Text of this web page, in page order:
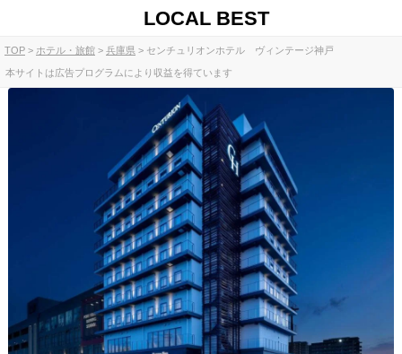
LOCAL BEST
TOP ホテル・旅館 兵庫県 センチュリオンホテル ヴィンテージ神戸
本サイトは広告プログラムにより収益を得ています